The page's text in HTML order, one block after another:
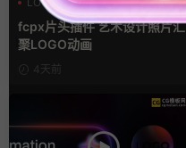
汇聚
fcpx片头插件 艺术设计照片汇
聚LOGO动画
4天前